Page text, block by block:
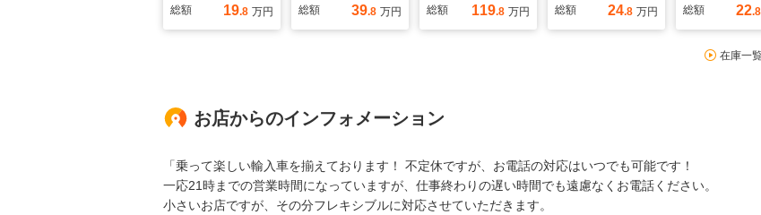
総額
19.8 万円
総額
39.8 万円
総額
119.8 万円
総額
24.8 万円
総額
22.8
在庫一
お店からのインフォメーション
「乗って楽しい輸入車を揃えております！ 不定休ですが、お電話の対応はいつでも可能です！
一応21時までの営業時間になっていますが、仕事終わりの遅い時間でも遠慮なくお電話ください。
小さいお店ですが、その分フレキシブルに対応させていただきます。